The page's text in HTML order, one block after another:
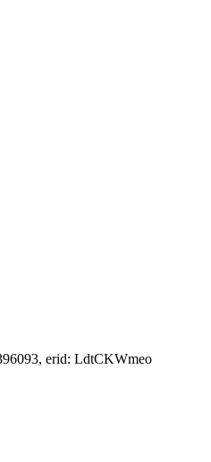
erid: LdtCKWmeo